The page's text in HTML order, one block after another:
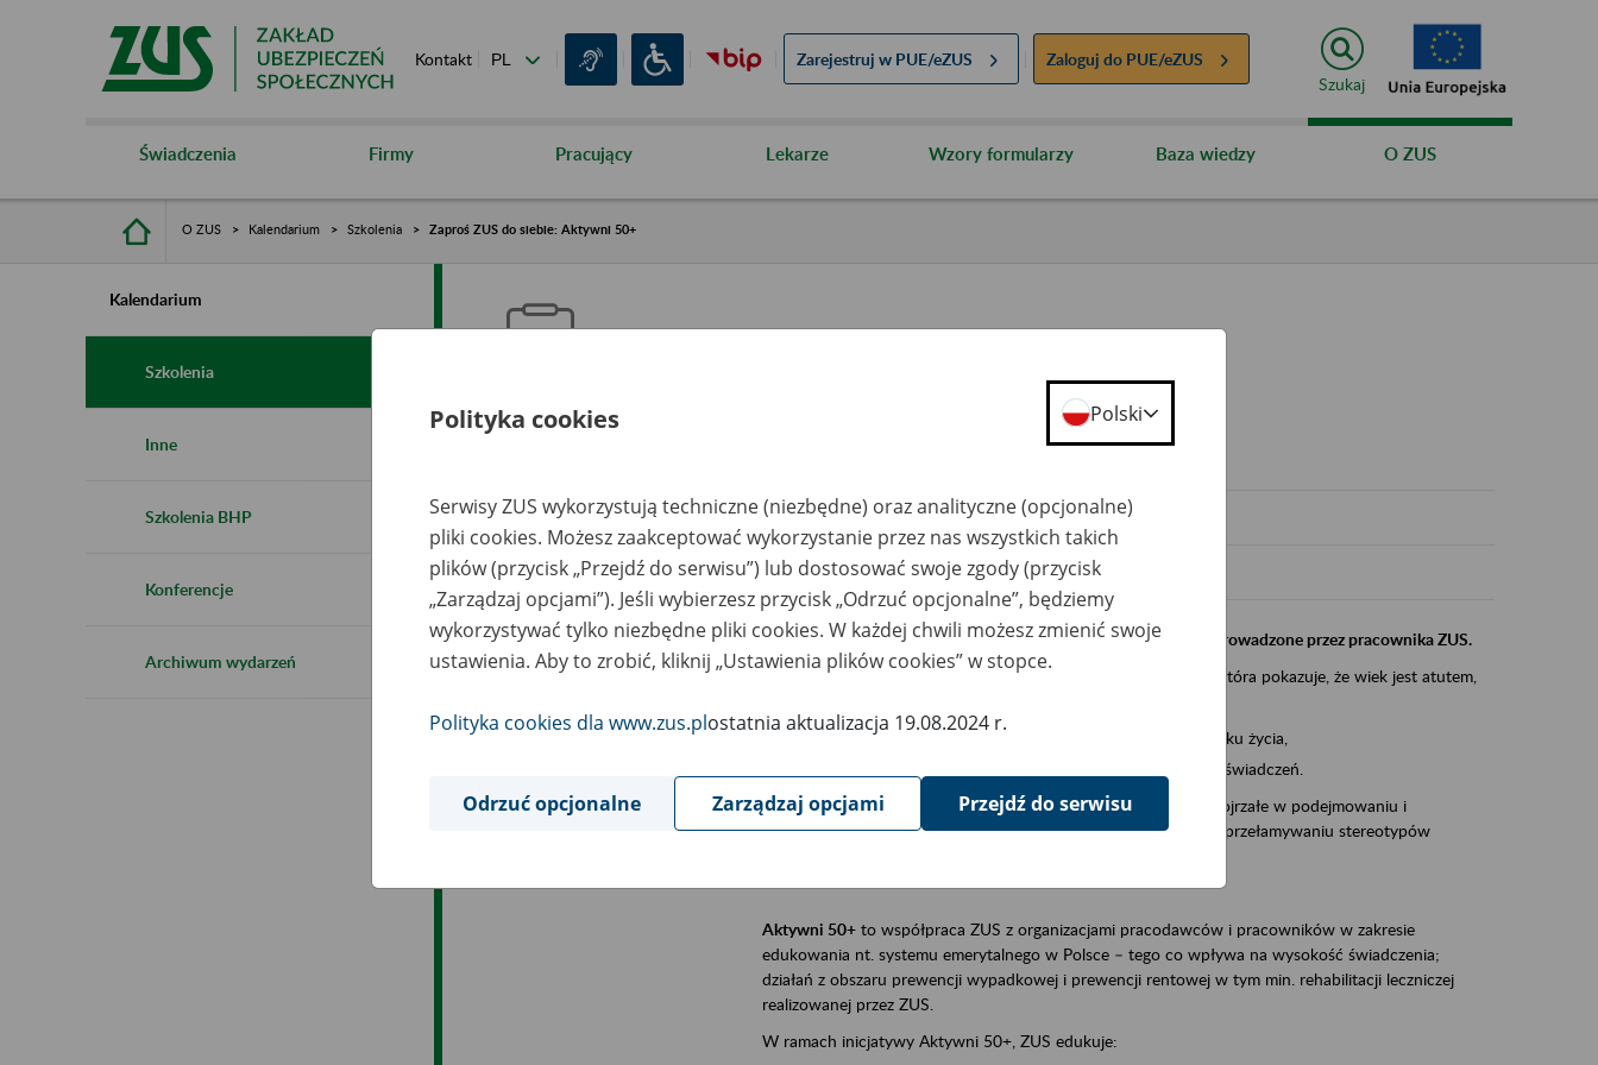
Kontakt Zarejestruj w PUE/eZUS Zaloguj do PUE/eZUS
Szukaj
Świadczenia Firmy Pracujący Lekarze Wzory formularzy Baza wiedzy O ZUS
O ZUS Kalendarium Szkolenia Zaproś ZUS do siebie: Aktywni 50+
Kalendarium
Szkolenia
Inne
Szkolenia BHP
Konferencje
Archiwum wydarzeń
Zaproś ZUS do siebie: Aktywni 50+
Rodzaj wydarzenia Szkolenia
Obszar merytoryczny Aktywni 50+, płatnicy, ubezpieczeni
Opis wydarzenia
Szkolenie stacjonarne w siedzibie firmy, instytucji, urzędu przeprowadzone przez pracownika ZUS.
Aktywni 50+
to inicjatywa Zakładu Ubezpieczeń Społecznych, która pokazuje, że wiek jest atutem,
promocja aktywności zawodowej osób po pięćdziesiątym roku życia,
zachęcanie do świadomego planowania kariery i przyszłych świadczeń.
ZUS przez działania informacyjne i edukacyjne wspiera osoby dojrzałe w podejmowaniu i
kontynuowaniu aktywności zawodowej, dbaniu o zdrowie oraz przełamywaniu stereotypów
Aktywni 50+to współpraca ZUS z organizacjami pracodawców i pracowników w zakresie
edukowania nt. systemu emerytalnego w Polsce – tego co wpływa na wysokość świadczenia;
działań z obszaru prewencji wypadkowej i prewencji rentowej w tym min. rehabilitacji leczniczej
realizowanej przez ZUS.
W ramach inicjatywy Aktywni 50+, ZUS edukuje:
Polityka cookies Polski
Serwisy ZUS wykorzystują techniczne (niezbędne) oraz analityczne (opcjonalne)
pliki cookies. Możesz zaakceptować wykorzystanie przez nas wszystkich takich
plików (przycisk „Przejdź do serwisu”) lub dostosować swoje zgody (przycisk
„Zarządzaj opcjami”). Jeśli wybierzesz przycisk „Odrzuć opcjonalne”, będziemy
wykorzystywać tylko niezbędne pliki cookies. W każdej chwili możesz zmienić swoje
ustawienia. Aby to zrobić, kliknij „Ustawienia plików cookies” w stopce.
Polityka cookies dla www.zus.plostatnia aktualizacja 19.08.2024 r.
Odrzuć opcjonalne Zarządzaj opcjami Przejdź do serwisu